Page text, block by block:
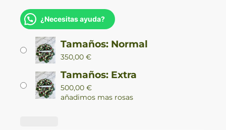
¿Necesitas ayuda?
Tamaños: Normal
350,00 €
Tamaños: Extra
500,00 €
añadimos mas rosas